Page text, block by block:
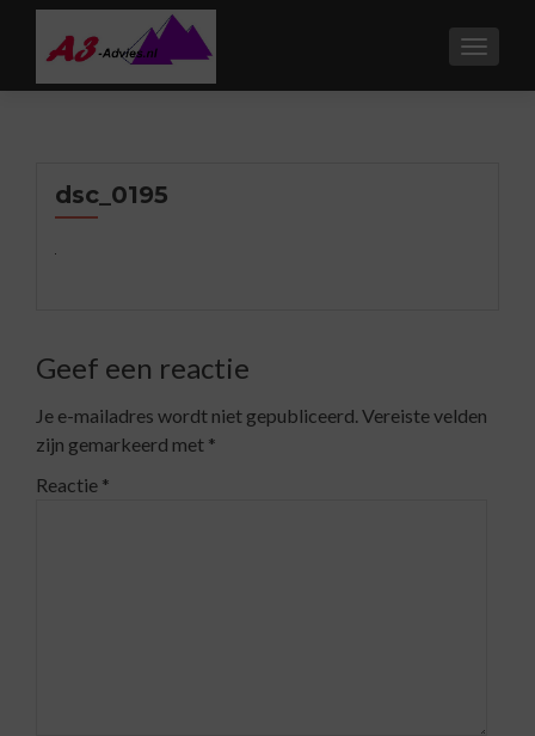
dsc_0195
Geef een reactie
Je e-mailadres wordt niet gepubliceerd.Vereiste velden
zijn gemarkeerd met *
Reactie *